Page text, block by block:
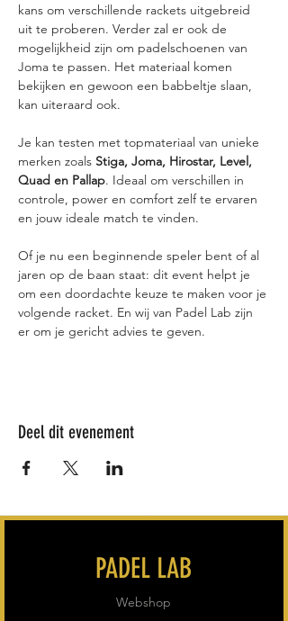
kans om verschillende rackets uitgebreid
uit te proberen. Verder zal er ook de
mogelijkheid zijn om padelschoenen van
Joma te passen. Het materiaal komen
bekijken en gewoon een babbeltje slaan,
kan uiteraard ook.
Je kan testen met topmateriaal van unieke
merken zoals Stiga, Joma, Hirostar, Level,
Quad en Pallap. Ideaal om verschillen in
controle, power en comfort zelf te ervaren
en jouw ideale match te vinden.
Of je nu een beginnende speler bent of al
jaren op de baan staat: dit event helpt je
om een doordachte keuze te maken voor je
volgende racket. En wij van Padel Lab zijn
er om je gericht advies te geven.
Deel dit evenement
PADEL LAB
Webshop